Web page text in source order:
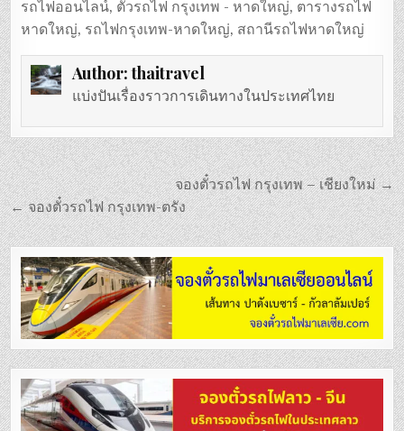
รถไฟออนไลน์, ตั๋วรถไฟ กรุงเทพ - หาดใหญ่, ตารางรถไฟ
หาดใหญ่, รถไฟกรุงเทพ-หาดใหญ่, สถานีรถไฟหาดใหญ่
Author:thaitravel
แบ่งปันเรื่องราวการเดินทางในประเทศไทย
แนะแนว
เรื่อง
จองตั๋วรถไฟ กรุงเทพ – เชียงใหม่ →
← จองตั๋วรถไฟ กรุงเทพ-ตรัง